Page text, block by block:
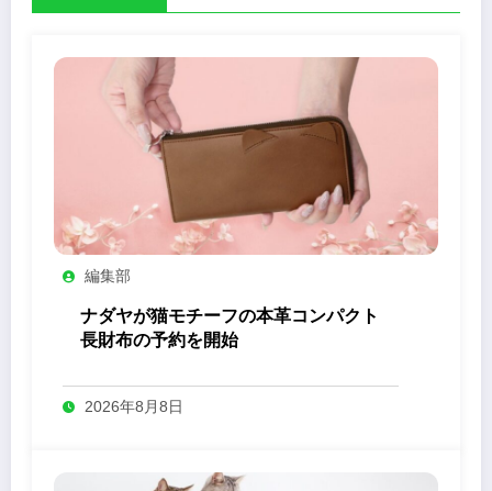
編集部
ナダヤが猫モチーフの本革コンパクト
長財布の予約を開始
2026年8月8日